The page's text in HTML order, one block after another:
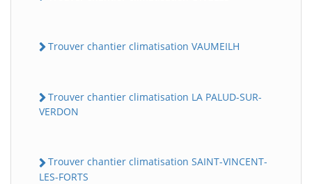
Trouver chantier climatisation VAUMEILH
Trouver chantier climatisation LA PALUD-SUR-
VERDON
Trouver chantier climatisation SAINT-VINCENT-
LES-FORTS